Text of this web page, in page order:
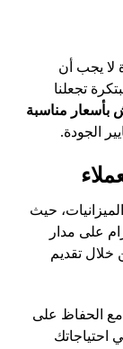
لا يجب أن
تجعلنا
مناسبة
الجودة.
حيث
على مدار
خلال تقديم
مع الحفاظ على
احتياجاتك